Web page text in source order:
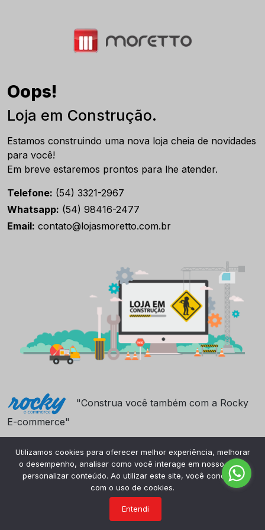
Oops!
Loja em Construção.
Estamos construindo uma nova loja cheia de novidades
para você!
Em breve estaremos prontos para lhe atender.
Telefone: (54) 3321-2967
Whatsapp: (54) 98416-2477
Email: contato@lojasmoretto.com.br
"Construa você também com a Rocky
E-commerce"
Utilizamos cookies para oferecer melhor experiência, melhorar
o desempenho, analisar como você interage em nosso site e
personalizar conteúdo. Ao utilizar este site, você concorda
com o uso de cookies.
Entendi